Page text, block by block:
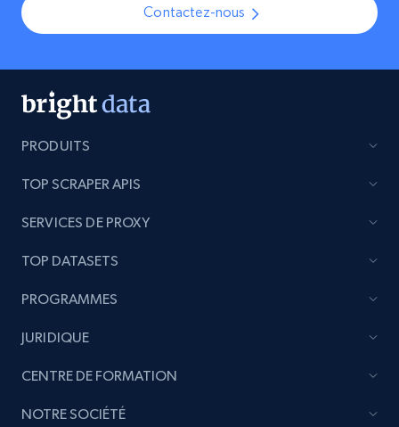
Contactez-nous
PRODUITS
TOP SCRAPER APIS
SERVICES DE PROXY
TOP DATASETS
PROGRAMMES
JURIDIQUE
CENTRE DE FORMATION
NOTRE SOCIÉTÉ